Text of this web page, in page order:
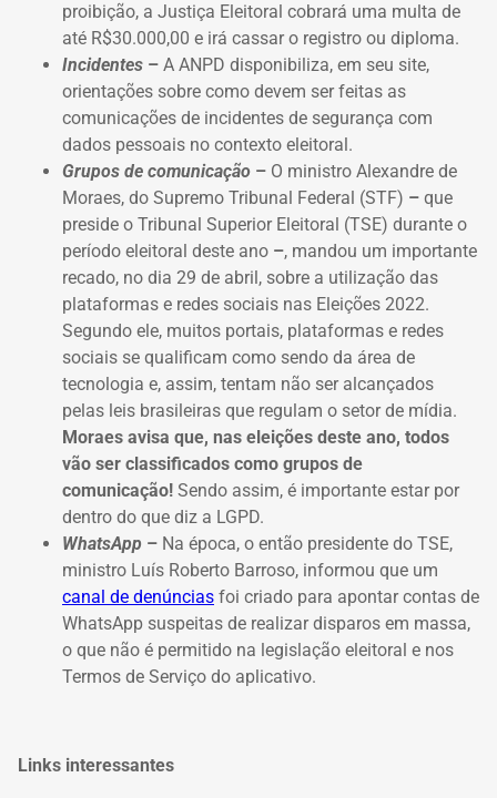
proibição, a Justiça Eleitoral cobrará uma multa de
até R$30.000,00 e irá cassar o registro ou diploma.
Incidentes – A ANPD disponibiliza, em seu site,
orientações sobre como devem ser feitas as
comunicações de incidentes de segurança com
dados pessoais no contexto eleitoral.
Grupos de comunicação – O ministro Alexandre de
Moraes, do Supremo Tribunal Federal (STF) – que
preside o Tribunal Superior Eleitoral (TSE) durante o
período eleitoral deste ano –, mandou um importante
recado, no dia 29 de abril, sobre a utilização das
plataformas e redes sociais nas Eleições 2022.
Segundo ele, muitos portais, plataformas e redes
sociais se qualificam como sendo da área de
tecnologia e, assim, tentam não ser alcançados
pelas leis brasileiras que regulam o setor de mídia.
Moraes avisa que, nas eleições deste ano, todos
vão ser classificados como grupos de
comunicação! Sendo assim, é importante estar por
dentro do que diz a LGPD.
WhatsApp – Na época, o então presidente do TSE,
ministro Luís Roberto Barroso, informou que um
canal de denúncias foi criado para apontar contas de
WhatsApp suspeitas de realizar disparos em massa,
o que não é permitido na legislação eleitoral e nos
Termos de Serviço do aplicativo.
Links interessantes